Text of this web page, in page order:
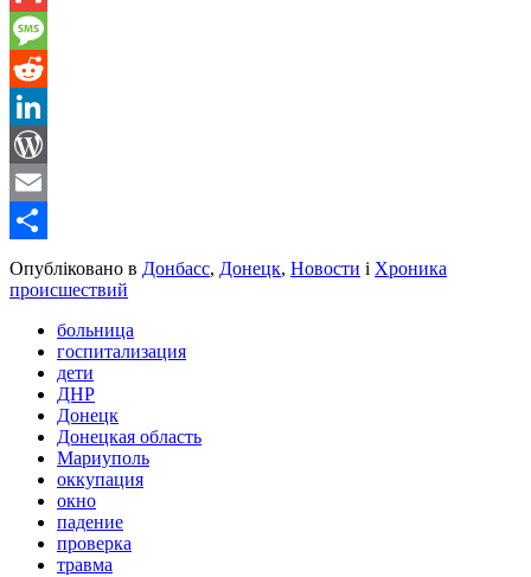
Gmail
Message
Reddit
LinkedIn
WordPress
Email
Share
Опубліковано в Донбасс, Донецк, Новости і Хроника
происшествий
больница
госпитализация
дети
ДНР
Донецк
Донецкая область
Мариуполь
оккупация
окно
падение
проверка
травма